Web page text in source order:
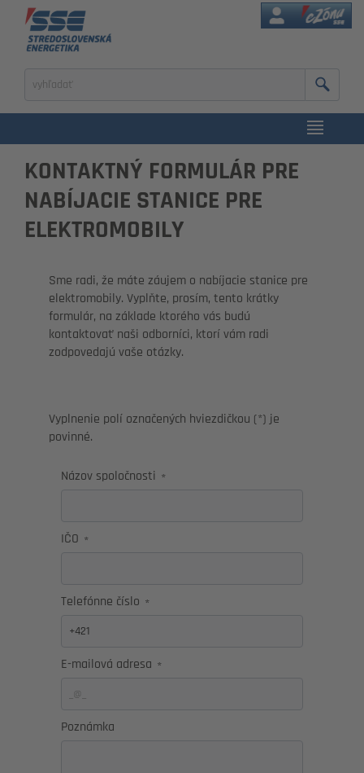
eZóna
Zadajte
výraz
KONTAKTNÝ FORMULÁR PRE
NABÍJACIE STANICE PRE
ELEKTROMOBILY
Sme radi, že máte záujem o nabíjacie stanice pre
elektromobily. Vyplňte, prosím, tento krátky
formulár, na základe ktorého vás budú
kontaktovať naši odborníci, ktorí vám radi
zodpovedajú vaše otázky.
Vyplnenie polí označených hviezdičkou (*) je
povinné.
Názov spoločnosti *
IČO *
Telefónne číslo *
E-mailová adresa *
Poznámka